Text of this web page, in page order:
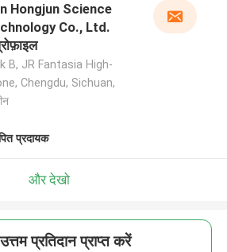
Hongjun Science
Co., Ltd.
B, JR Fantasia High-
Chengdu, Sichuan,
प्रदायक
और देखो
प्रतिदान प्राप्त करें